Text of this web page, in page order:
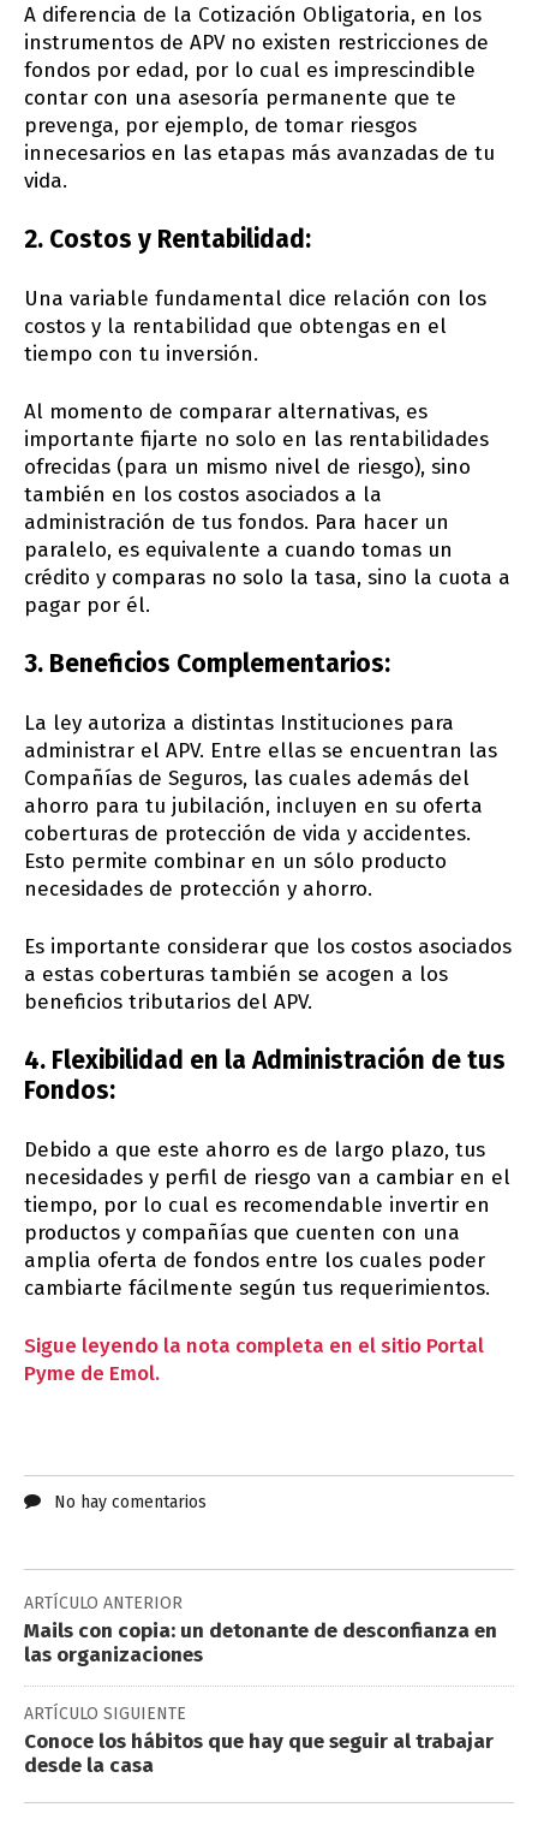
A diferencia de la Cotización Obligatoria, en los
instrumentos de APV no existen restricciones de
fondos por edad, por lo cual es imprescindible
contar con una asesoría permanente que te
prevenga, por ejemplo, de tomar riesgos
innecesarios en las etapas más avanzadas de tu
vida.
2. Costos y Rentabilidad:
Una variable fundamental dice relación con los
costos y la rentabilidad que obtengas en el
tiempo con tu inversión.
Al momento de comparar alternativas, es
importante fijarte no solo en las rentabilidades
ofrecidas (para un mismo nivel de riesgo), sino
también en los costos asociados a la
administración de tus fondos. Para hacer un
paralelo, es equivalente a cuando tomas un
crédito y comparas no solo la tasa, sino la cuota a
pagar por él.
3. Beneficios Complementarios:
La ley autoriza a distintas Instituciones para
administrar el APV. Entre ellas se encuentran las
Compañías de Seguros, las cuales además del
ahorro para tu jubilación, incluyen en su oferta
coberturas de protección de vida y accidentes.
Esto permite combinar en un sólo producto
necesidades de protección y ahorro.
Es importante considerar que los costos asociados
a estas coberturas también se acogen a los
beneficios tributarios del APV.
4. Flexibilidad en la Administración de tus
Fondos:
Debido a que este ahorro es de largo plazo, tus
necesidades y perfil de riesgo van a cambiar en el
tiempo, por lo cual es recomendable invertir en
productos y compañías que cuenten con una
amplia oferta de fondos entre los cuales poder
cambiarte fácilmente según tus requerimientos.
Sigue leyendo la nota completa en el sitio Portal
Pyme de Emol.
No hay comentarios
ARTÍCULO ANTERIOR
Mails con copia: un detonante de desconfianza en
las organizaciones
ARTÍCULO SIGUIENTE
Conoce los hábitos que hay que seguir al trabajar
desde la casa